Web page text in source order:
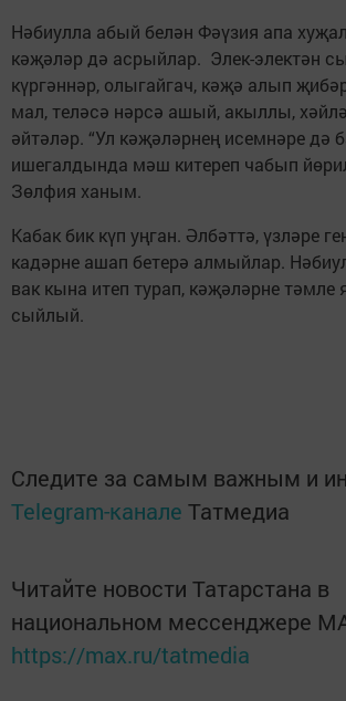
Нәбиулла абый белән Фәүзия апа
кәҗәләр дә асрыйлар. Элек-электән
күргәннәр, олыгайгач, кәҗә алып
мал, теләсә нәрсә ашый, акыллы,
әйтәләр. “Ул кәҗәләрнең исемнәре дә
ишегалдында мәш китереп чабып
Зөлфия ханым.
Кабак бик күп уңган. Әлбәттә, үзләре
кадәрне ашап бетерә алмыйлар.
вак кына итеп турап, кәҗәләрне тәмле
сыйлый.
Следите за самым важным и
Telegram-канале Татмедиа
Читайте новости Татарстана в
национальном мессенджере
https://max.ru/tatmedia